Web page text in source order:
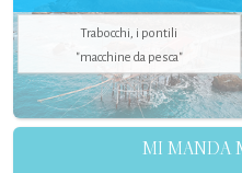
Trabocchi, i pontili
"macchine da pesca"
MI MANDA